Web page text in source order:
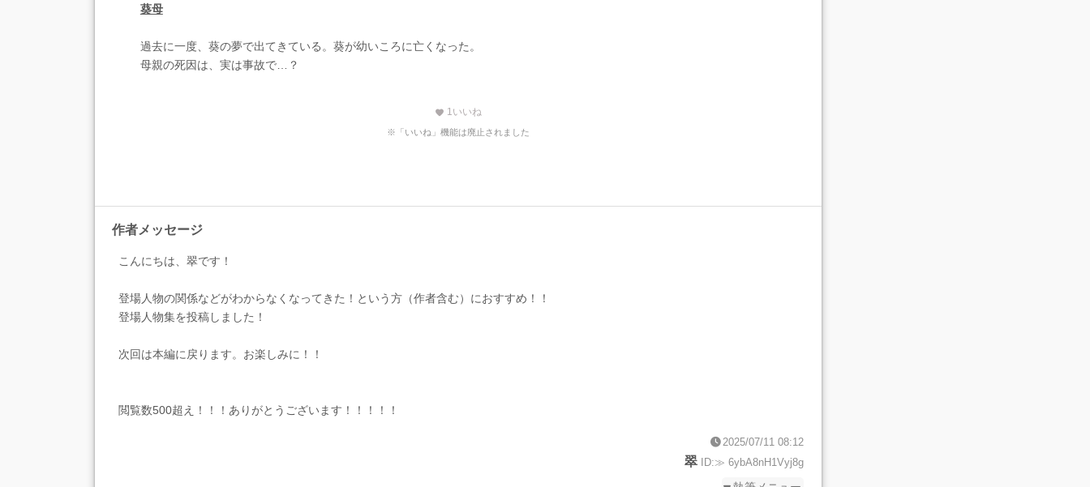
葵母
過去に一度、葵の夢で出てきている。葵が幼いころに亡くなった。
母親の死因は、実は事故で…？
favorite 1 いいね
※「いいね」機能は廃止されました
作者メッセージ
こんにちは、翠です！
登場人物の関係などがわからなくなってきた！という方（作者含む）におすすめ！！
登場人物集を投稿しました！
次回は本編に戻ります。お楽しみに！！
閲覧数500超え！！！ありがとうございます！！！！！
2025/07/11 08:12
翠 ID:≫ 6ybA8nH1Vyj8g